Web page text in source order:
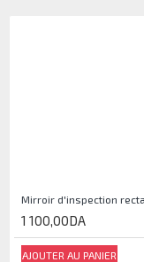
1 100,00DA
AJOUTER AU PANIER